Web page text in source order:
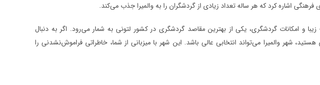
اشاره کرد که هر ساله تعداد زیادی از گردشگران را به والمیرا جذب می‌کند.
و امکانات گردشگری، یکی از بهترین مقاصد گردشگری در کشور لتونی به شمار می‌رود. اگر به دنبال
شهر والمیرا می‌تواند انتخابی عالی باشد. این شهر با میزبانی از شما، خاطراتی فراموش‌نشدنی را